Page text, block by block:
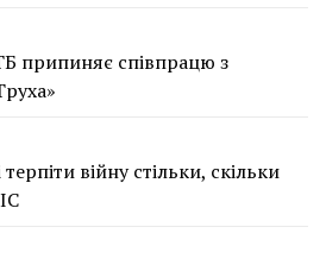
припиняє співпрацю з
війну стільки, скільки